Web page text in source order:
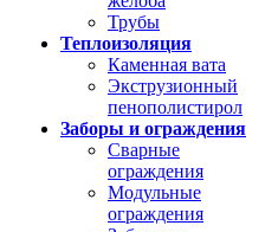
Трубы
Теплоизоляция
Каменная вата
Экструзионный
пенополистирол
Заборы и ограждения
Сварные
ограждения
Модульные
ограждения